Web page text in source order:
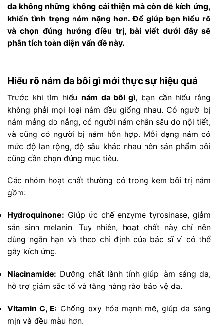
da không những không cải thiện mà còn dễ kích ứng,
khiến tình trạng nám nặng hơn. Để giúp bạn hiểu rõ
và chọn đúng hướng điều trị, bài viết dưới đây sẽ
phân tích toàn diện vấn đề này.
Hiểu rõ nám da bôi gì mới thực sự hiệu quả
Trước khi tìm hiểu nám da bôi gì, bạn cần hiểu rằng
không phải mọi loại nám đều giống nhau. Có người bị
nám mảng do nắng, có người nám chân sâu do nội tiết,
và cũng có người bị nám hỗn hợp. Mỗi dạng nám có
mức độ lan rộng, độ sâu khác nhau nên sản phẩm bôi
cũng cần chọn đúng mục tiêu.
Các nhóm hoạt chất thường có trong kem bôi trị nám
gồm:
Hydroquinone: Giúp ức chế enzyme tyrosinase, giảm
sản sinh melanin. Tuy nhiên, hoạt chất này chỉ nên
dùng ngắn hạn và theo chỉ định của bác sĩ vì có thể
gây kích ứng.
Niacinamide: Dưỡng chất lành tính giúp làm sáng da,
hỗ trợ giảm sắc tố và tăng hàng rào bảo vệ da.
Vitamin C, E: Chống oxy hóa mạnh mẽ, giúp da sáng
mịn và đều màu hơn.